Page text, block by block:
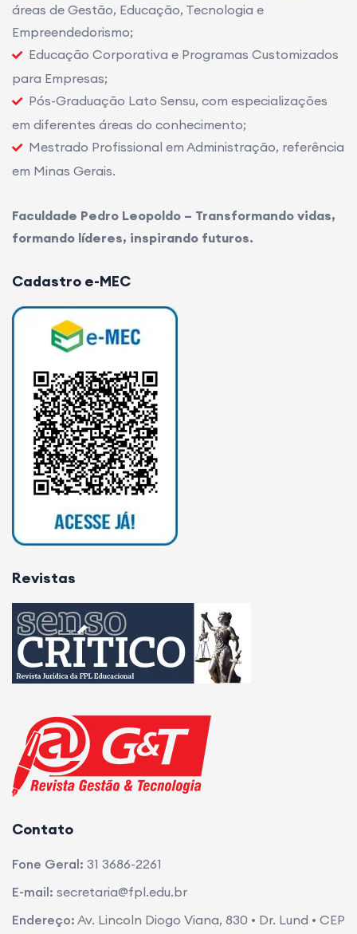
áreas de Gestão, Educação, Tecnologia e
Empreendedorismo;
Educação Corporativa e Programas Customizados
para Empresas;
Pós-Graduação Lato Sensu, com especializações
em diferentes áreas do conhecimento;
Mestrado Profissional em Administração, referência
em Minas Gerais.
Faculdade Pedro Leopoldo – Transformando vidas,
formando líderes, inspirando futuros.
Cadastro e-MEC
Revistas
Contato
Fone Geral: 31 3686-2261
E-mail: secretaria@fpl.edu.br
Endereço: Av. Lincoln Diogo Viana, 830 • Dr. Lund • CEP